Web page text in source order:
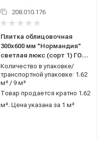
208.010.176
Плитка облицовочная
300x600 мм "Нормандия"
светлая люкс (сорт 1) ГОСТ
13996-2019 AXIMA (Россия)
Количество в упаковке/
транспортной упаковке: 1.62
м² / 9 м²
Товар продается кратно 1.62
м². Цена указана за 1 м²